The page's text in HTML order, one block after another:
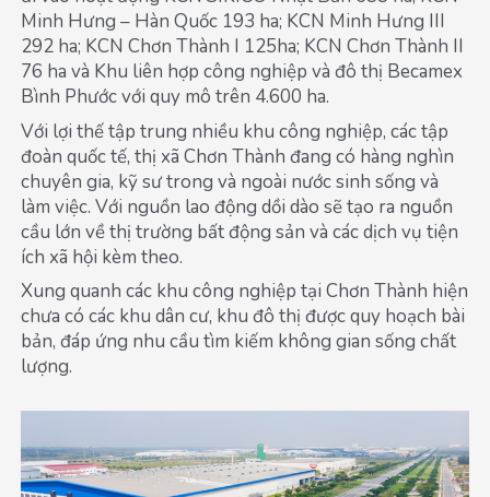
Minh Hưng – Hàn Quốc 193 ha; KCN Minh Hưng III
292 ha; KCN Chơn Thành I 125ha; KCN Chơn Thành II
76 ha và Khu liên hợp công nghiệp và đô thị Becamex
Bình Phước với quy mô trên 4.600 ha.
Với lợi thế tập trung nhiều khu công nghiệp, các tập
đoàn quốc tế, thị xã Chơn Thành đang có hàng nghìn
chuyên gia, kỹ sư trong và ngoài nước sinh sống và
làm việc. Với nguồn lao động dồi dào sẽ tạo ra nguồn
cầu lớn về thị trường bất động sản và các dịch vụ tiện
ích xã hội kèm theo.
Xung quanh các khu công nghiệp tại Chơn Thành hiện
chưa có các khu dân cư, khu đô thị được quy hoạch bài
bản, đáp ứng nhu cầu tìm kiếm không gian sống chất
lượng.